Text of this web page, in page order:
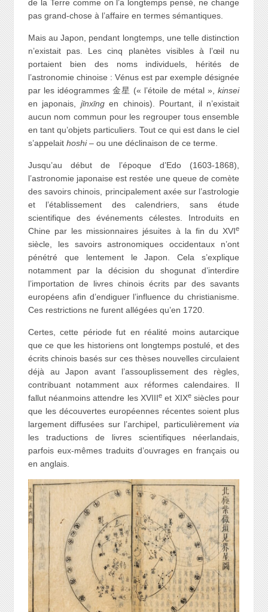
de la Terre comme on l’a longtemps pensé, ne change
pas grand-chose à l’affaire en termes sémantiques.
Mais au Japon, pendant longtemps, une telle distinction
n’existait pas. Les cinq planètes visibles à l’œil nu
portaient bien des noms individuels, hérités de
l’astronomie chinoise : Vénus est par exemple désignée
par les idéogrammes 金星 (« l’étoile de métal »,kinsei
en japonais, jīnxīngen chinois). Pourtant, il n’existait
aucun nom commun pour les regrouper tous ensemble
en tant qu’objets particuliers. Tout ce qui est dans le ciel
s’appelait hoshi– ou une déclinaison de ce terme.
Jusqu’au début de l’époque d’Edo (1603-1868),
l’astronomie japonaise est restée une queue de comète
des savoirs chinois, principalement axée sur l’astrologie
et l’établissement des calendriers, sans étude
scientifique des événements célestes. Introduits en
Chine par les missionnaires jésuites à la fin du XVIe
siècle, les savoirs astronomiques occidentaux n’ont
pénétré que lentement le Japon. Cela s’explique
notamment par la décision du shogunat d’interdire
l’importation de livres chinois écrits par des savants
européens afin d’endiguer l’influence du christianisme.
Ces restrictions ne furent allégées qu’en 1720.
Certes, cette période fut en réalité moins autarcique
que ce que les historiens ont longtemps postulé, et des
écrits chinois basés sur ces thèses nouvelles circulaient
déjà au Japon avant l’assouplissement des règles,
contribuant notamment aux réformes calendaires. Il
fallut néanmoins attendre les XVIIIe et XIXesiècles pour
que les découvertes européennes récentes soient plus
largement diffusées sur l’archipel, particulièrementvia
les traductions de livres scientifiques néerlandais,
parfois eux-mêmes traduits d’ouvrages en français ou
en anglais.